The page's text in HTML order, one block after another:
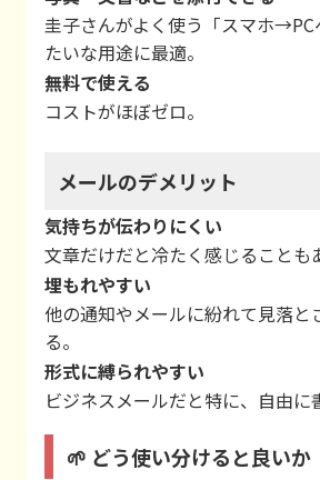
圭子さんがよく使う「スマホ
たいな用途に最適。
無料で使える
コストがほぼゼロ。
メールのデメリット
気持ちが伝わりにくい
文章だけだと冷たく感じることも
埋もれやすい
他の通知やメールに紛れて見落と
る。
形式に縛られやすい
ビジネスメールだと特に、自由に
🌱 どう使い分けると良いか